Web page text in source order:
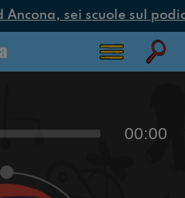
sei scuole sul
00:00